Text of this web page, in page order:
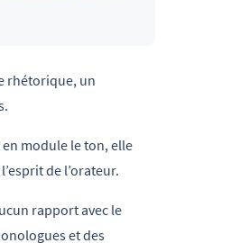
rhétorique, un
module le ton, elle
de l’orateur.
rapport avec le
et des